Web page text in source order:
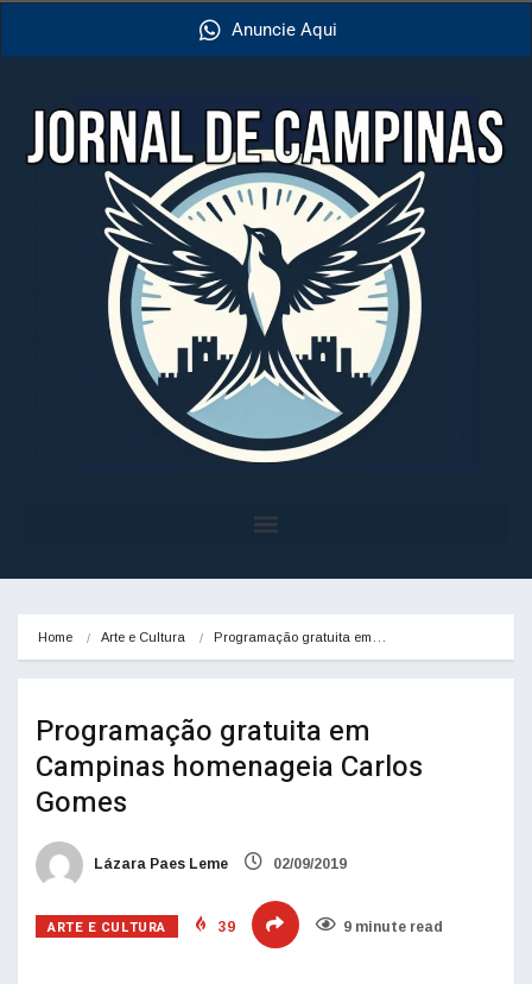
Anuncie Aqui
Home Arte e Cultura Programação gratuita em…
Programação gratuita em
Campinas homenageia Carlos
Gomes
Lázara Paes Leme 02/09/2019
ARTE E CULTURA 39 9 minute read